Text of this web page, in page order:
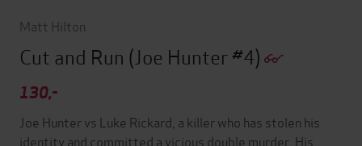
Matt Hilton
Cut and Run (Joe Hunter #4)
130,-
Joe Hunter vs Luke Rickard, a killer who has stolen his
identity and committed a vicious double murder. His